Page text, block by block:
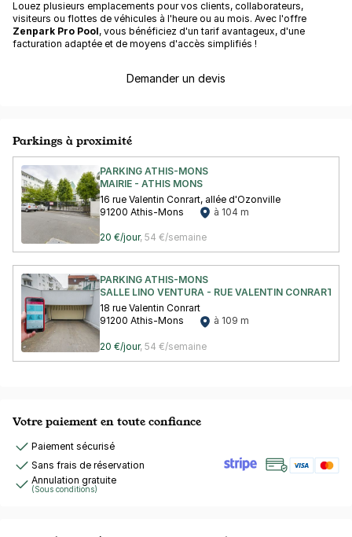
Louez plusieurs emplacements pour vos clients, collaborateurs,
visiteurs ou flottes de véhicules à l'heure ou au mois. Avec l'offre
Zenpark Pro Pool, vous bénéficiez d'un tarif avantageux, d'une
facturation adaptée et de moyens d'accès simplifiés !
Demander un devis
Parkings à proximité
PARKING ATHIS-MONS
MAIRIE - ATHIS MONS
16 rue Valentin Conrart, allée d'Ozonville
91200 Athis-Mons
à 104 m
20 €/jour, 54 €/semaine
PARKING ATHIS-MONS
SALLE LINO VENTURA - RUE VALENTIN CONRART -
18 rue Valentin Conrart
91200 Athis-Mons
à 109 m
20 €/jour, 54 €/semaine
Votre paiement en toute confiance
Paiement sécurisé
Sans frais de réservation
Annulation gratuite
(Sous conditions)